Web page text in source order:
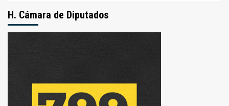
H. Cámara de Diputados